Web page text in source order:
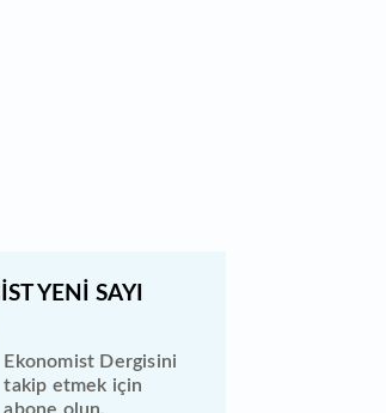
Ekonomist Dergisini
takip etmek için